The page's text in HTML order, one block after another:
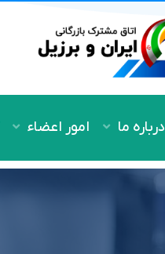
درباره ما امور اعضاء